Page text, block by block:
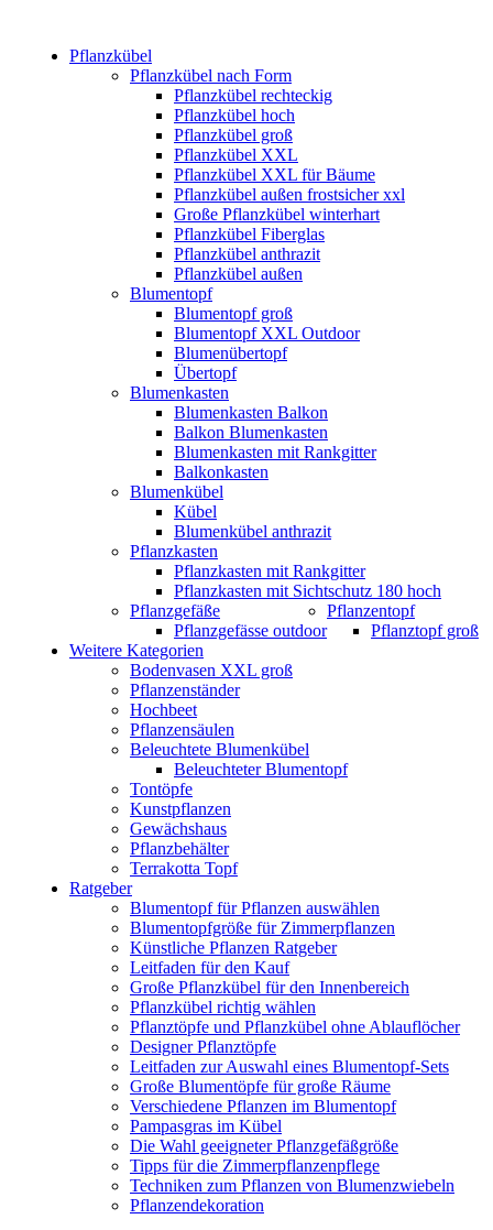
Pflanzkübel
Pflanzkübel nach Form
Pflanzkübel rechteckig
Pflanzkübel hoch
Pflanzkübel groß
Pflanzkübel XXL
Pflanzkübel XXL für Bäume
Pflanzkübel außen frostsicher xxl
Große Pflanzkübel winterhart
Pflanzkübel Fiberglas
Pflanzkübel anthrazit
Pflanzkübel außen
Blumentopf
Blumentopf groß
Blumentopf XXL Outdoor
Blumenübertopf
Übertopf
Blumenkasten
Blumenkasten Balkon
Balkon Blumenkasten
Blumenkasten mit Rankgitter
Balkonkasten
Blumenkübel
Kübel
Blumenkübel anthrazit
Pflanzkasten
Pflanzkasten mit Rankgitter
Pflanzkasten mit Sichtschutz 180 hoch
Pflanzgefäße
Pflanzgefässe outdoor
Pflanzentopf
Pflanztopf groß
Weitere Kategorien
Bodenvasen XXL groß
Pflanzenständer
Hochbeet
Pflanzensäulen
Beleuchtete Blumenkübel
Beleuchteter Blumentopf
Tontöpfe
Kunstpflanzen
Gewächshaus
Pflanzbehälter
Terrakotta Topf
Ratgeber
Blumentopf für Pflanzen auswählen
Blumentopfgröße für Zimmerpflanzen
Künstliche Pflanzen Ratgeber
Leitfaden für den Kauf
Große Pflanzkübel für den Innenbereich
Pflanzkübel richtig wählen
Pflanztöpfe und Pflanzkübel ohne Ablauflöcher
Designer Pflanztöpfe
Leitfaden zur Auswahl eines Blumentopf-Sets
Große Blumentöpfe für große Räume
Verschiedene Pflanzen im Blumentopf
Pampasgras im Kübel
Die Wahl geeigneter Pflanzgefäßgröße
Tipps für die Zimmerpflanzenpflege
Techniken zum Pflanzen von Blumenzwiebeln
Pflanzendekoration